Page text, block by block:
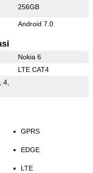
256GB
Android 7.0
Nokia 6
LTE CAT4
4,
GPRS
EDGE
LTE